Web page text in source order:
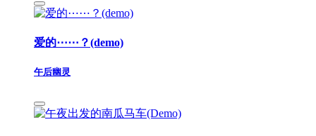
爱的⋯⋯？(demo)
午后幽灵